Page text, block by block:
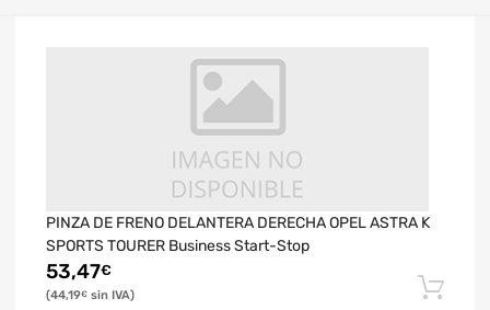
PINZA DE FRENO DELANTERA DERECHA OPEL ASTRA K
SPORTS TOURER Business Start-Stop
53,47€
44,19€